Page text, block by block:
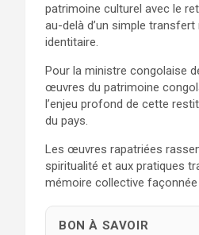
patrimoine culturel avec le
au-delà d’un simple
identitaire.
Pour la ministre congolaise
œuvres du patrimoine
l’enjeu profond de cette
du pays.
Les œuvres rapatriées
spiritualité et aux pratiques
mémoire collective
BON À SAVOIR